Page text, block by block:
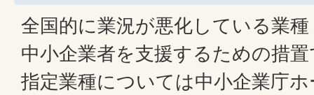
全国的に業況が悪化している業
中小企業者を支援するための措
指定業種については中小企業庁